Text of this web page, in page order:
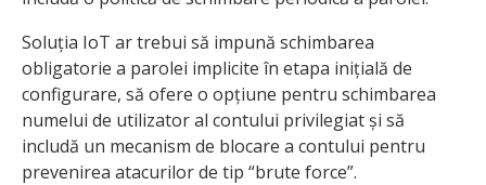
Soluția IoT ar trebui să impună schimbarea
obligatorie a parolei implicite în etapa inițială de
configurare, să ofere o opțiune pentru schimbarea
numelui de utilizator al contului privilegiat și să
includă un mecanism de blocare a contului pentru
prevenirea atacurilor de tip “brute force”.